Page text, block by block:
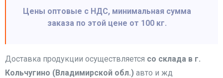
Цены оптовые с НДС, минимальная сумма
заказа по этой цене от 100 кг.
Доставка продукции осуществляется со склада в г.
Кольчугино (Владимирской обл.) авто и жд